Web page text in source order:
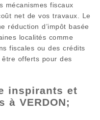
mécanismes fiscaux
net de vos travaux. Le
réduction d’impôt basée
localités comme
fiscales ou des crédits
être offerts pour des
inspirants et
à VERDON;